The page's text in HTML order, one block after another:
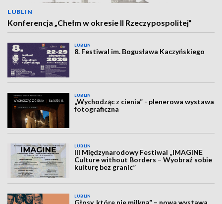
LUBLIN
Konferencja „Chełm w okresie II Rzeczypospolitej”
LUBLIN
8. Festiwal im. Bogusława Kaczyńskiego
LUBLIN
„Wychodząc z cienia” - plenerowa wystawa
fotograficzna
LUBLIN
III Międzynarodowy Festiwal „IMAGINE
Culture without Borders – Wyobraź sobie
kulturę bez granic”
LUBLIN